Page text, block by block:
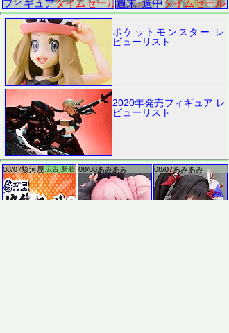
ポケットモンスター レ
ビューリスト
2020年発売フィギュア レ
ビューリスト
▲